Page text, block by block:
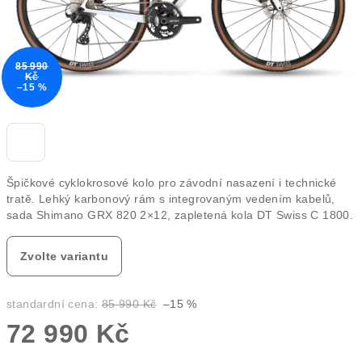
Špičkové cyklokrosové kolo pro závodní nasazení i technické
tratě. Lehký karbonový rám s integrovaným vedením kabelů,
sada Shimano GRX 820 2×12, zapletená kola DT Swiss C 1800.
Zvolte variantu
standardní cena: 85 990 Kč –15 %
72 990 Kč
85 990
Kč
–15 %